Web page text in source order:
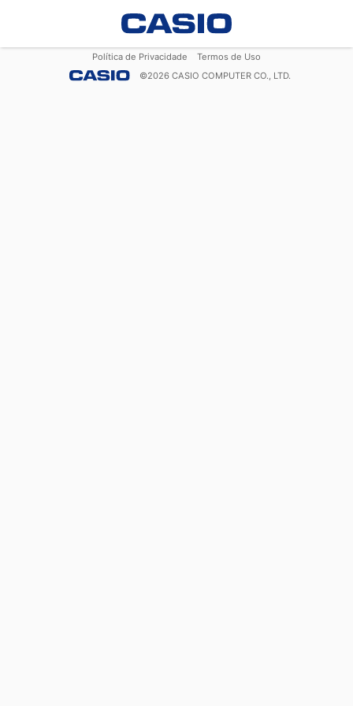
Política de Privacidade
Termos de Uso
©2026 CASIO COMPUTER CO., LTD.